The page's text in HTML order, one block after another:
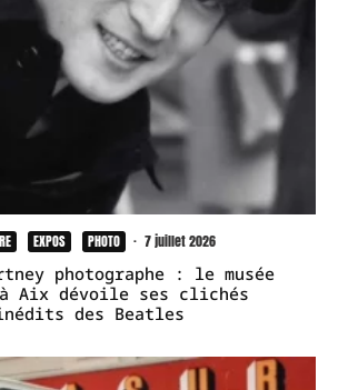
EXPOS PHOTO · 7 juillet 2026
photographe : le musée
Aix dévoile ses clichés
des Beatles